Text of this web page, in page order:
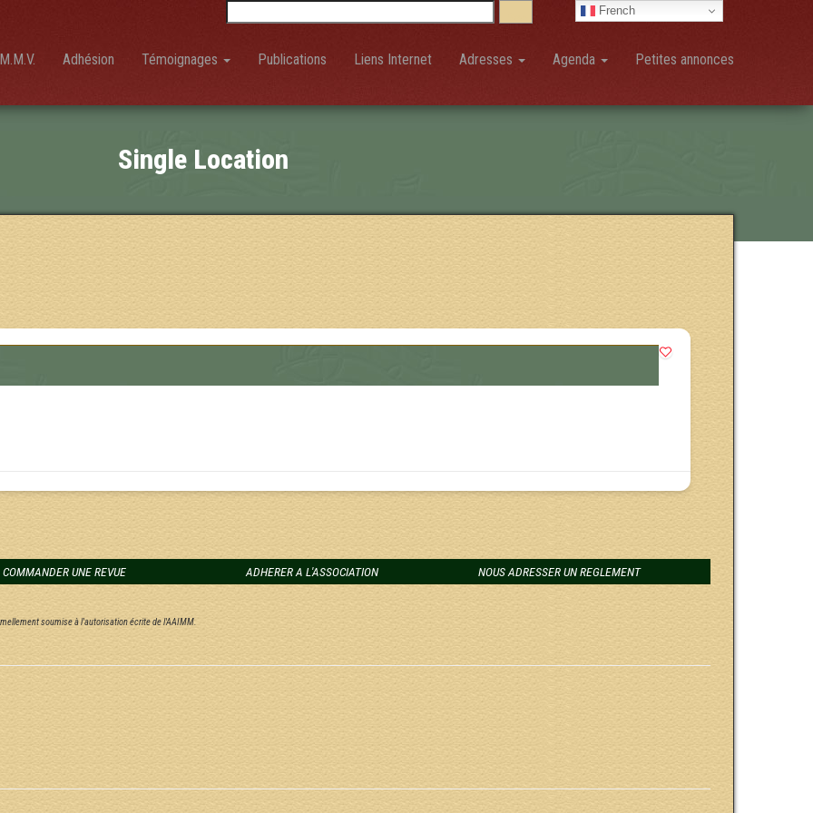
French
Adhésion Témoignages Publications Liens Internet Adresses Agenda Petites annonces
Single Location
COMMANDER UNE REVUE ADHERER A L'ASSOCIATION NOUS ADRESSER UN REGLEMENT
soumise à l'autorisation écrite de l'AAIMM.